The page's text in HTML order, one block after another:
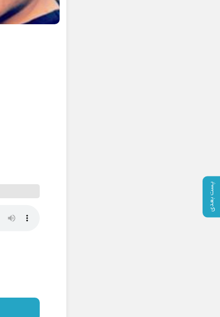
پست بعدی